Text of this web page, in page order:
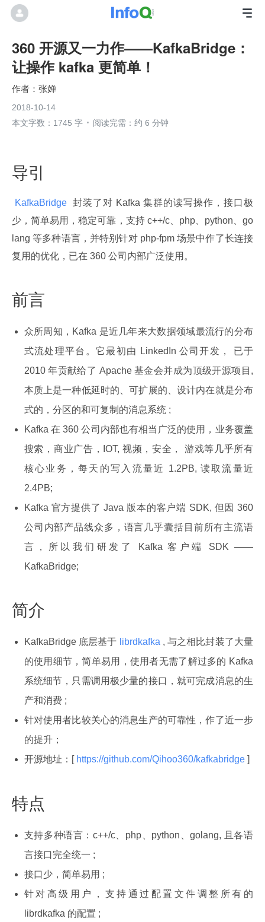
360 开源又一力作——KafkaBridge：
让操作 kafka 更简单！
张婵
2018-10-14
本文字数：1745 字
阅读完需：约 6 分钟
导引
KafkaBridge 封装了对 Kafka 集群的读写操作，接口极
少，简单易用，稳定可靠，支持 c++/c、php、python、go
lang 等多种语言，并特别针对 php-fpm 场景中作了长连接
复用的优化，已在 360 公司内部广泛使用。
前言
众所周知，Kafka 是近几年来大数据领域最流行的分布
式流处理平台。它最初由 LinkedIn 公司开发， 已于
2010 年贡献给了 Apache 基金会并成为顶级开源项目,
本质上是一种低延时的、可扩展的、设计内在就是分布
式的，分区的和可复制的消息系统 ;
Kafka 在 360 公司内部也有相当广泛的使用，业务覆盖
搜索，商业广告，IOT, 视频，安全， 游戏等几乎所有
核心业务，每天的写入流量近 1.2PB, 读取流量近
2.4PB;
Kafka 官方提供了 Java 版本的客户端 SDK, 但因 360
公司内部产品线众多，语言几乎囊括目前所有主流语
言，所以我们研发了 Kafka 客户端 SDK ——
KafkaBridge;
简介
KafkaBridge 底层基于 librdkafka , 与之相比封装了大量
的使用细节，简单易用，使用者无需了解过多的 Kafka
系统细节，只需调用极少量的接口，就可完成消息的生
产和消费 ;
针对使用者比较关心的消息生产的可靠性，作了近一步
的提升；
开源地址：[https://github.com/Qihoo360/kafkabridge ]
特点
支持多种语言：c++/c、php、python、golang, 且各语
言接口完全统一 ;
接口少，简单易用 ;
针对高级用户，支持通过配置文件调整所有的
librdkafka 的配置 ;